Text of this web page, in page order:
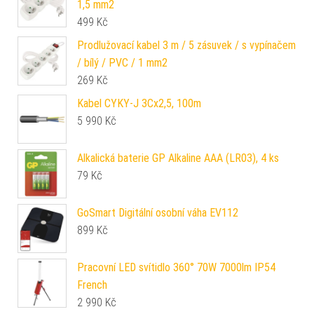
1,5 mm2
499 Kč
Prodlužovací kabel 3 m / 5 zásuvek / s vypínačem
/ bílý / PVC / 1 mm2
269 Kč
Kabel CYKY-J 3Cx2,5, 100m
5 990 Kč
Alkalická baterie GP Alkaline AAA (LR03), 4 ks
79 Kč
GoSmart Digitální osobní váha EV112
899 Kč
Pracovní LED svítidlo 360° 70W 7000lm IP54
French
2 990 Kč